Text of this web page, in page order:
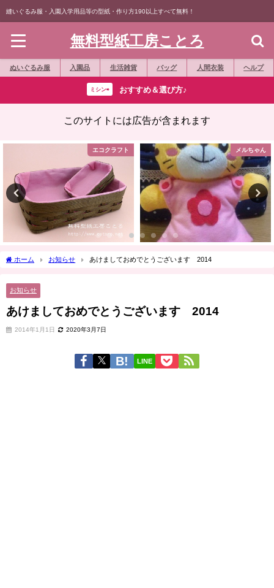
縫いぐるみ服・入園入学用品等の型紙・作り方190以上すべて無料！
無料型紙工房ことろ
ぬいぐるみ服 入園品 生活雑貨 バッグ 人間衣装 ヘルプ
ミシン⇨ おすすめ＆選び方♪
このサイトには広告が含まれます
エコクラフト メルちゃん
ホーム お知らせ あけましておめでとうございます 2014
お知らせ
あけましておめでとうございます 2014
2014年1月1日 2020年3月7日
LINE